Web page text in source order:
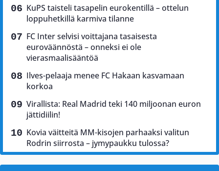
KuPS taisteli tasapelin eurokentillä – ottelun
loppuhetkillä karmiva tilanne
FC Inter selvisi voittajana tasaisesta
euroväännöstä – onneksi ei ole
vierasmaalisääntöä
Ilves-pelaaja menee FC Hakaan kasvamaan
korkoa
Virallista: Real Madrid teki 140 miljoonan euron
jättidiilin!
Kovia väitteitä MM-kisojen parhaaksi valitun
Rodrin siirrosta – jymypaukku tulossa?